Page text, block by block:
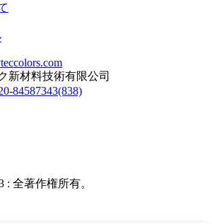
新材料技術有限公司
84587343(838)
: 全著作権所有。